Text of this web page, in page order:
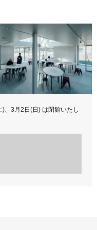
、3月2日(日) は閉館いたし